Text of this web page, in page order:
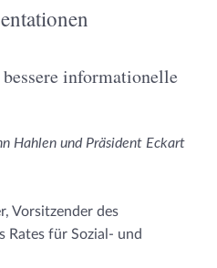
informationelle
Hahlen und Präsident Eckart
Vorsitzender des
Rates für Sozial- und